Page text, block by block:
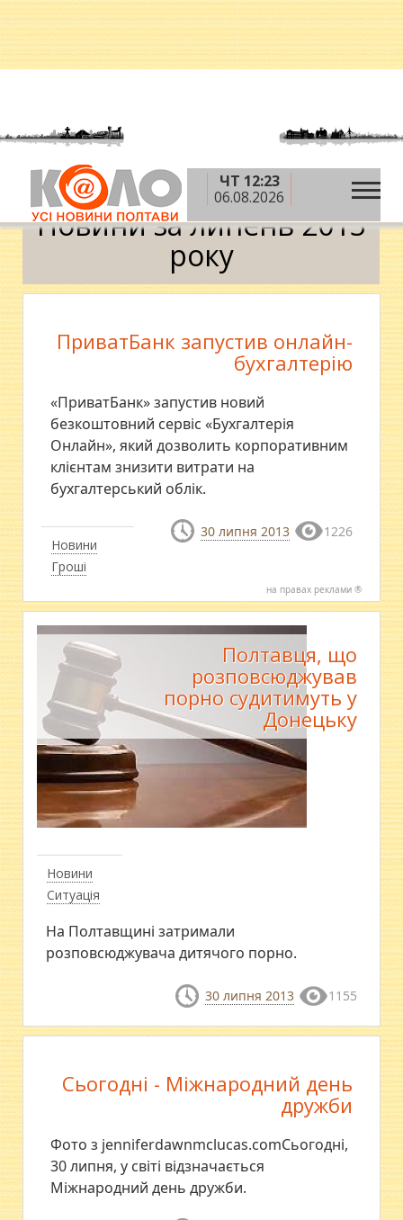
ЧТ 12:23
06.08.2026
Головна » 2013 рік » липень Календар
Новини за липень 2013
року
Новини
Гроші
ПриватБанк запустив онлайн-
бухгалтерію
«ПриватБанк» запустив новий
безкоштовний сервіс «Бухгалтерія
Онлайн», який дозволить корпоративним
клієнтам знизити витрати на
бухгалтерський облік.
30 липня 2013 1226
на правах реклами ®
Новини
Ситуація
Полтавця, що
розповсюджував
порно судитимуть у
Донецьку
На Полтавщині затримали
розповсюджувача дитячого порно.
30 липня 2013 1155
Сьогодні - Міжнародний день
дружби
Фото з jenniferdawnmclucas.comСьогодні,
30 липня, у світі відзначається
Міжнародний день дружби.